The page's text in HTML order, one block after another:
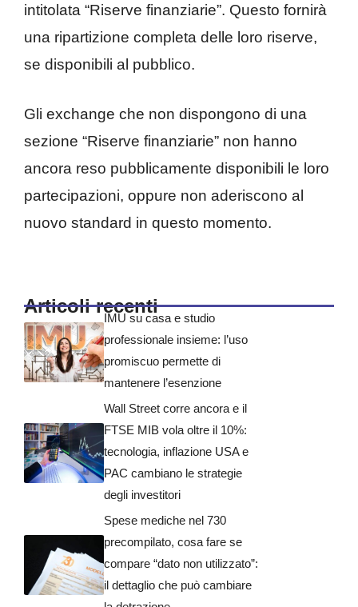
intitolata “Riserve finanziarie”. Questo fornirà
una ripartizione completa delle loro riserve,
se disponibili al pubblico.
Gli exchange che non dispongono di una
sezione “Riserve finanziarie” non hanno
ancora reso pubblicamente disponibili le loro
partecipazioni, oppure non aderiscono al
nuovo standard in questo momento.
Articoli recenti
IMU su casa e studio
professionale insieme: l’uso
promiscuo permette di
mantenere l’esenzione
Wall Street corre ancora e il
FTSE MIB vola oltre il 10%:
tecnologia, inflazione USA e
PAC cambiano le strategie
degli investitori
Spese mediche nel 730
precompilato, cosa fare se
compare “dato non utilizzato”:
il dettaglio che può cambiare